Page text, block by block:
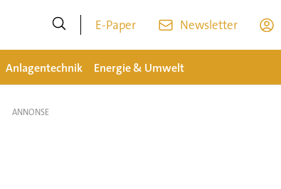
E-Paper Newsletter
Anlagentechnik Energie & Umwelt